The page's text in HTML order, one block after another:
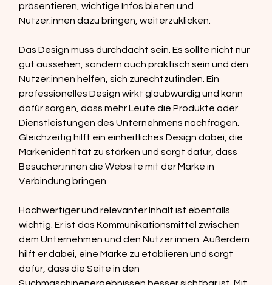
präsentieren, wichtige Infos bieten und
Nutzer:innen dazu bringen, weiterzuklicken.
Das Design muss durchdacht sein. Es sollte nicht nur
gut aussehen, sondern auch praktisch sein und den
Nutzer:innen helfen, sich zurechtzufinden. Ein
professionelles Design wirkt glaubwürdig und kann
dafür sorgen, dass mehr Leute die Produkte oder
Dienstleistungen des Unternehmens nachfragen.
Gleichzeitig hilft ein einheitliches Design dabei, die
Markenidentität zu stärken und sorgt dafür, dass
Besucher:innen die Website mit der Marke in
Verbindung bringen.
Hochwertiger und relevanter Inhalt ist ebenfalls
wichtig. Er ist das Kommunikationsmittel zwischen
dem Unternehmen und den Nutzer:innen. Außerdem
hilft er dabei, eine Marke zu etablieren und sorgt
dafür, dass die Seite in den